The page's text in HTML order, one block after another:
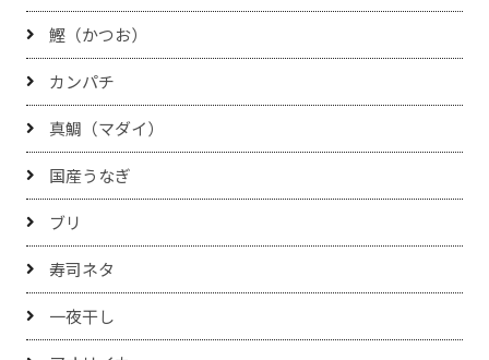
鰹（かつお）
カンパチ
真鯛（マダイ）
国産うなぎ
ブリ
寿司ネタ
一夜干し